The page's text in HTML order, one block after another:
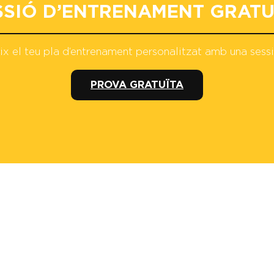
D’ENTRENAMENT
el teu pla d’entrenament personalitzat amb una
PROVA GRATUÏTA